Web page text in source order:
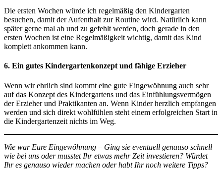
Die ersten Wochen würde ich regelmäßig den Kindergarten
besuchen, damit der Aufenthalt zur Routine wird. Natürlich kann
später gerne mal ab und zu gefehlt werden, doch gerade in den
ersten Wochen ist eine Regelmäßigkeit wichtig, damit das Kind
komplett ankommen kann.
6. Ein gutes Kindergartenkonzept und fähige Erzieher
Wenn wir ehrlich sind kommt eine gute Eingewöhnung auch sehr
auf das Konzept des Kindergartens und das Einfühlungsvermögen
der Erzieher und Praktikanten an. Wenn Kinder herzlich empfangen
werden und sich direkt wohlfühlen steht einem erfolgreichen Start in
die Kindergartenzeit nichts im Weg.
Wie war Eure Eingewöhnung – Ging sie eventuell genauso schnell
wie bei uns oder musstet Ihr etwas mehr Zeit investieren? Würdet
Ihr es genauso wieder machen oder habt Ihr noch weitere Tipps?